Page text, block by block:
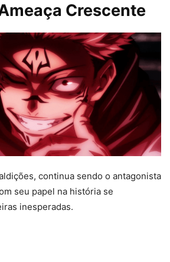
Crescente
continua sendo o antagonista
seu papel na história se
inesperadas.